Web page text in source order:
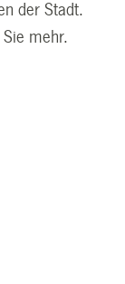
der Stadt.
mehr.